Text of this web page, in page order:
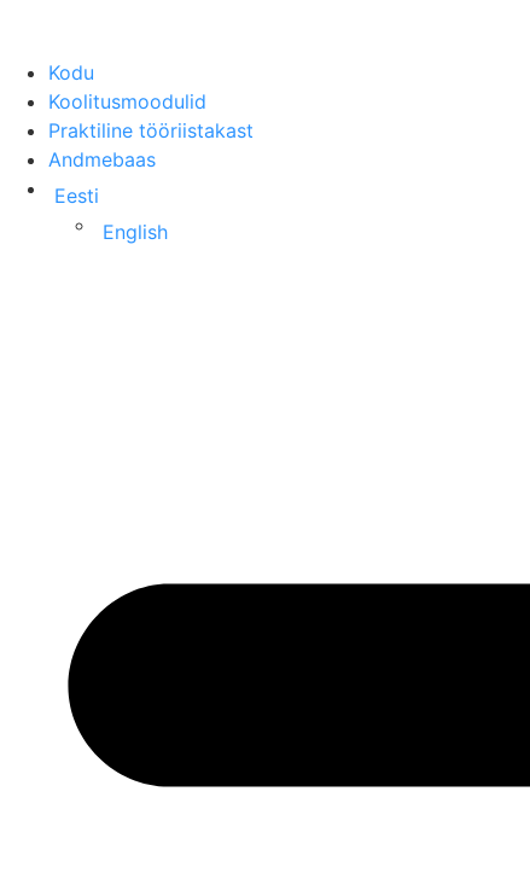
Kodu
Koolitusmoodulid
Praktiline tööriistakast
Andmebaas
Eesti
English